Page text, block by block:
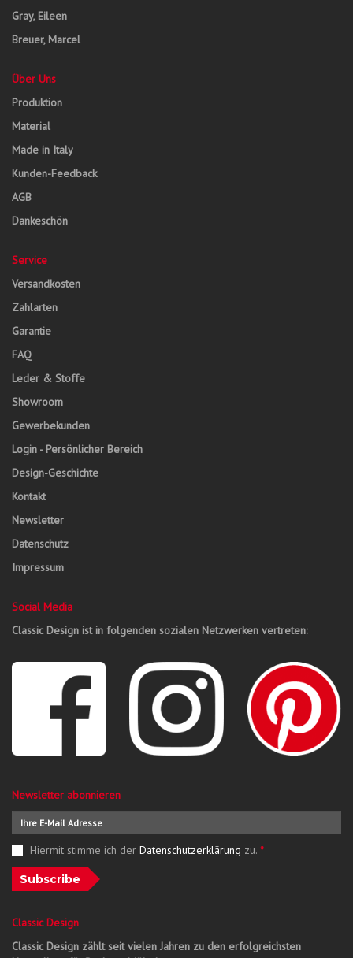
Gray, Eileen
Breuer, Marcel
Über Uns
Produktion
Material
Made in Italy
Kunden-Feedback
AGB
Dankeschön
Service
Versandkosten
Zahlarten
Garantie
FAQ
Leder & Stoffe
Showroom
Gewerbekunden
Login - Persönlicher Bereich
Design-Geschichte
Kontakt
Newsletter
Datenschutz
Impressum
Social Media
Classic Design ist in folgenden sozialen Netzwerken vertreten:
Newsletter abonnieren
Hiermit stimme ich der Datenschutzerklärung zu. *
Subscribe
Classic Design
Classic Design zählt seit vielen Jahren zu den erfolgreichsten